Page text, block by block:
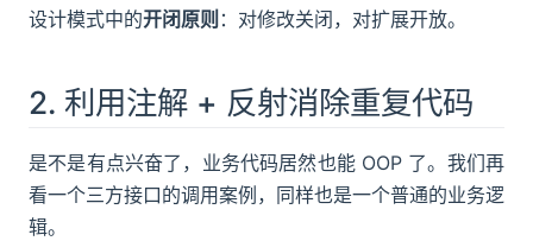
设计模式中的开闭原则 ：对修改关闭，对扩展开放。
2. 利用注解 + 反射消除重复代码
是不是有点兴奋了，业务代码居然也能 OOP 了。我们再
看一个三方接口的调用案例，同样也是一个普通的业务逻
辑。